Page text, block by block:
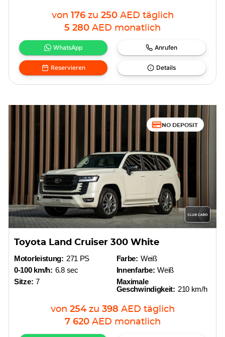
von 176 zu 250 AED täglich
5 280 AED monatlich
WhatsApp Anrufen
Reservieren Details
NO DEPOSIT
Toyota Land Cruiser 300 White
Motorleistung: 271 PS
0-100 km/h: 6.8 sec
Sitze: 7
Farbe: Weiß
Innenfarbe: Weiß
Maximale
Geschwindigkeit: 210 km/h
von 254 zu 398 AED täglich
7 620 AED monatlich